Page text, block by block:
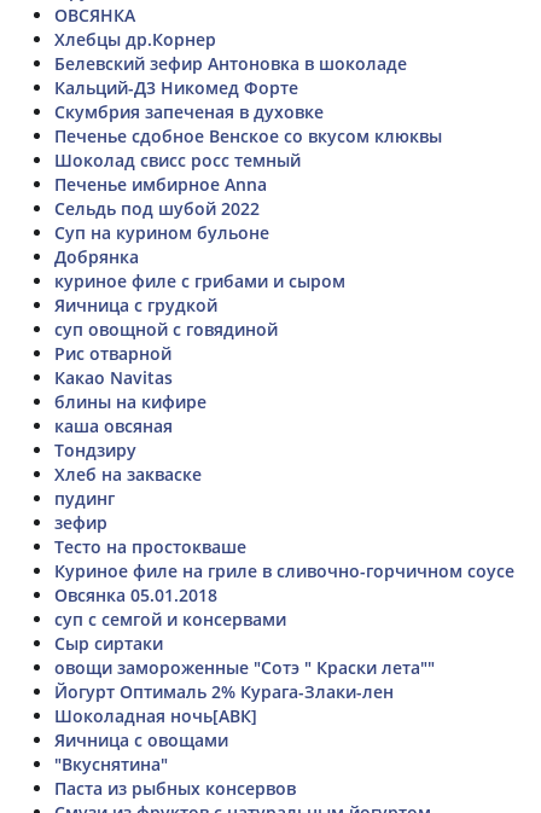
ОВСЯНКА
Хлебцы др.Корнер
Белевский зефир Антоновка в шоколаде
Кальций-Д3 Никомед Форте
Скумбрия запеченая в духовке
Печенье сдобное Венское со вкусом клюквы
Шоколад свисс росс темный
Печенье имбирное Anna
Сельдь под шубой 2022
Суп на курином бульоне
Добрянка
куриное филе с грибами и сыром
Яичница с грудкой
суп овощной с говядиной
Рис отварной
Какао Navitas
блины на кифире
каша овсяная
Тондзиру
Хлеб на закваске
пудинг
зефир
Тесто на простокваше
Куриное филе на гриле в сливочно-горчичном соусе
Овсянка 05.01.2018
суп с семгой и консервами
Сыр сиртаки
овощи замороженные "Сотэ " Краски лета""
Йогурт Оптималь 2% Курага-Злаки-лен
Шоколадная ночь[АВК]
Яичница с овощами
"Вкуснятина"
Паста из рыбных консервов